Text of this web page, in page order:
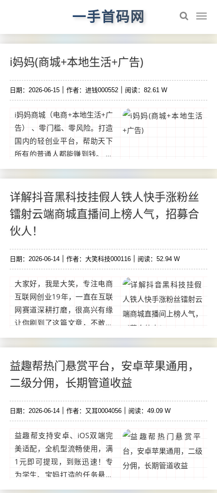
一手首码网
i妈妈(商城+本地生活+广告)
日期：2026-06-15 作者：进钱000552 阅读：82.61 W
i妈妈商城（电商+本地生活+广
告） 、零门槛、零风险。打造
国内的轻创业平台，帮助天下
所有的普通人都能赚到钱。 目
前三大核心业务板块:①广告板
块可以看看广告合规收益来
源。②商城板块换个地方常备
需求消费。...
详解抖音黑科技挂假人铁人快手涨粉丝
镭射云端商城直播间上榜人气，招募合
伙人！
日期：2026-06-14 作者：大笑科技000116 阅读：52.94 W
大家好，我是大笑，专注电商
互联网创业19年，一直在互联
网赛道深耕打磨，很高兴有缘
让你刷到了这篇文章，不敢说
我的分享能改变你的人生，至
少可以让你在互联网在做直播
在短视频以及创业中少走一点
弯路。...
益趣帮热门悬赏平台，安卓苹果通用，
二级分佣，长期管道收益
日期：2026-06-14 作者：又耳0004056 阅读：49.09 W
益趣帮支持安卓、iOS双端完
美适配，全机型流畅使用，满
1元即可提现，到账迅速！专
为学生、宝妈打造的任务悬赏
副业平台，和众人帮、赏帮